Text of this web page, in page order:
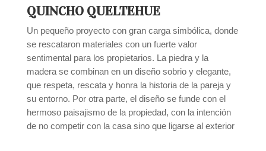
QUINCHO QUELTEHUE
Un pequeño proyecto con gran carga simbólica, donde
se rescataron materiales con un fuerte valor
sentimental para los propietarios. La piedra y la
madera se combinan en un diseño sobrio y elegante,
que respeta, rescata y honra la historia de la pareja y
su entorno. Por otra parte, el diseño se funde con el
hermoso paisajismo de la propiedad, con la intención
de no competir con la casa sino que ligarse al exterior